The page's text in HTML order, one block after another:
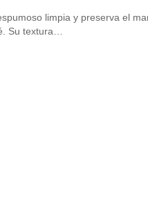
limpia y preserva el
Su textura…